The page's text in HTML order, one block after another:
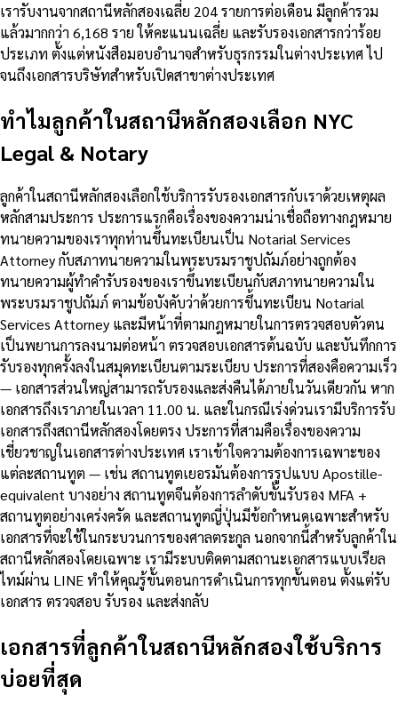
เรารับงานจากสถานีหลักสองเฉลี่ย 204 รายการต่อเดือน มีลูกค้ารวม
แล้วมากกว่า 6,168 ราย ให้คะแนนเฉลี่ย และรับรองเอกสารกว่าร้อย
ประเภท ตั้งแต่หนังสือมอบอำนาจสำหรับธุรกรรมในต่างประเทศ ไป
จนถึงเอกสารบริษัทสำหรับเปิดสาขาต่างประเทศ
ทำไมลูกค้าในสถานีหลักสองเลือก NYC
Legal & Notary
ลูกค้าในสถานีหลักสองเลือกใช้บริการรับรองเอกสารกับเราด้วยเหตุผล
หลักสามประการ ประการแรกคือเรื่องของความน่าเชื่อถือทางกฎหมาย
ทนายความของเราทุกท่านขึ้นทะเบียนเป็น Notarial Services
Attorney กับสภาทนายความในพระบรมราชูปถัมภ์อย่างถูกต้อง
ทนายความผู้ทำคำรับรองของเราขึ้นทะเบียนกับสภาทนายความใน
พระบรมราชูปถัมภ์ ตามข้อบังคับว่าด้วยการขึ้นทะเบียน Notarial
Services Attorney และมีหน้าที่ตามกฎหมายในการตรวจสอบตัวตน
เป็นพยานการลงนามต่อหน้า ตรวจสอบเอกสารต้นฉบับ และบันทึกการ
รับรองทุกครั้งลงในสมุดทะเบียนตามระเบียบ ประการที่สองคือความเร็ว
— เอกสารส่วนใหญ่สามารถรับรองและส่งคืนได้ภายในวันเดียวกัน หาก
เอกสารถึงเราภายในเวลา 11.00 น. และในกรณีเร่งด่วนเรามีบริการรับ
เอกสารถึงสถานีหลักสองโดยตรง ประการที่สามคือเรื่องของความ
เชี่ยวชาญในเอกสารต่างประเทศ เราเข้าใจความต้องการเฉพาะของ
แต่ละสถานทูต — เช่น สถานทูตเยอรมันต้องการรูปแบบ Apostille-
equivalent บางอย่าง สถานทูตจีนต้องการลำดับขั้นรับรอง MFA +
สถานทูตอย่างเคร่งครัด และสถานทูตญี่ปุ่นมีข้อกำหนดเฉพาะสำหรับ
เอกสารที่จะใช้ในกระบวนการของศาลตระกูล นอกจากนี้สำหรับลูกค้าใน
สถานีหลักสองโดยเฉพาะ เรามีระบบติดตามสถานะเอกสารแบบเรียล
ไทม์ผ่าน LINE ทำให้คุณรู้ขั้นตอนการดำเนินการทุกขั้นตอน ตั้งแต่รับ
เอกสาร ตรวจสอบ รับรอง และส่งกลับ
เอกสารที่ลูกค้าในสถานีหลักสองใช้บริการ
บ่อยที่สุด